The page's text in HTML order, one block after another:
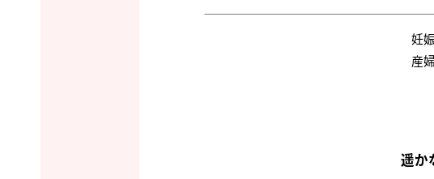
妊
産
遥か